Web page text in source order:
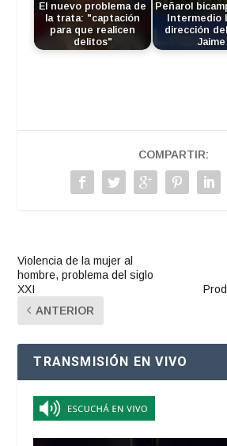
El nuevo problema de
la trata: "captación
para que realicen
delitos"
Peñarol
Intermedio
dirección
Jaime
COMPARTIR:
Violencia de la mujer al
hombre, problema del siglo
XXI
ANTERIOR
TRANSMISIÓN EN VIVO